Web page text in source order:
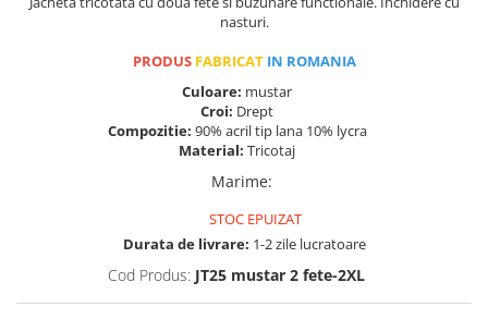
nasturi.
PRODUS FABRICATIN ROMANIA
Culoare: mustar
Croi: Drept
Compozitie: 90% acril tip lana 10% lycra
Material: Tricotaj
Marime:
STOC EPUIZAT
Durata de livrare: 1-2 zile lucratoare
Cod Produs: JT25 mustar 2 fete-2XL